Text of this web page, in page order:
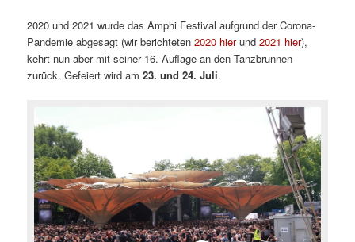
2020 und 2021 wurde das Amphi Festival aufgrund der Corona-
Pandemie abgesagt (wir berichteten2020 hierund2021 hier),
kehrt nun aber mit seiner 16. Auflage an den Tanzbrunnen
zurück. Gefeiert wird am23. und 24. Juli.